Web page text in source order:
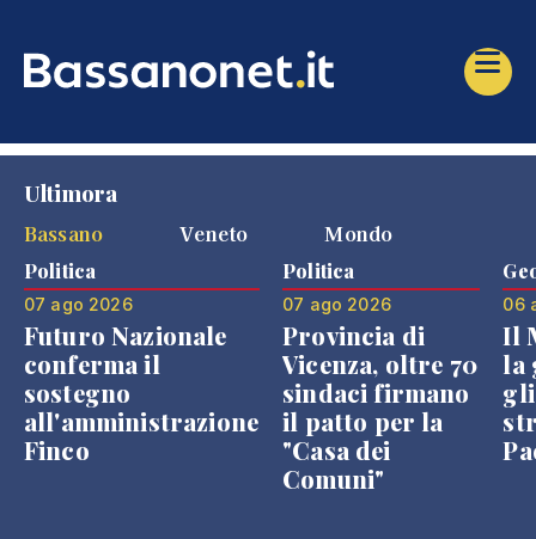
Ultimora
Bassano
Veneto Mondo
Politica
07 ago 2026
Futuro Nazionale
conferma il
sostegno
all'amministrazione
Finco
Politica
07 ago 2026
Provincia di
Vicenza, oltre 70
sindaci firmano
il patto per la
"Casa dei
Comuni"
06
Il
la